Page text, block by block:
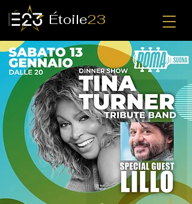
Étoile23